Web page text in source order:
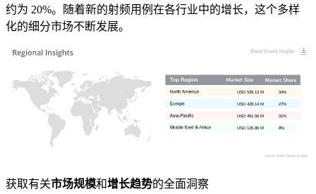
约为 20%。随着新的射频用例在各行业中的增长，这个多样
化的细分市场不断发展。
8%
USD 126.86 M
31%
USD 491.56 M
27%
USD 428.14 M
34%
USD 539.13 M
获取有关市场规模和增长趋势的全面洞察